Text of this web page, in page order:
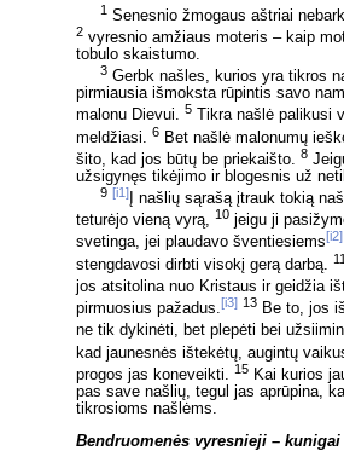
1 Senesnio žmogaus aštriai
2 vyresnio amžiaus moteris – kaip
tobulo skaistumo.
3 Gerbk našles, kurios yra tikros
pirmiausia išmoksta rūpintis savo
malonu Dievui. 5 Tikra našlė palikusi
meldžiasi. 6 Bet našlė malonumų
šito, kad jos būtų be priekaišto. 8
užsigynęs tikėjimo ir blogesnis už
9 [i1] Į našlių sąrašą įtrauk tokią
teturėjo vieną vyrą, 10 jeigu ji
svetinga, jei plaudavo šventiesiems[i2]
stengdavosi dirbti visokį gerą darbą.
jos atsitolina nuo Kristaus ir geidžia
pirmuosius pažadus.[i3] 13 Be to, jos
ne tik dykinėti, bet plepėti bei
kad jaunesnės ištekėtų, augintų
progos jas koneveikti. 15 Kai kurios
pas save našlių, tegul jas aprūpina,
tikrosioms našlėms.
Bendruomenės vyresnieji – kunigai